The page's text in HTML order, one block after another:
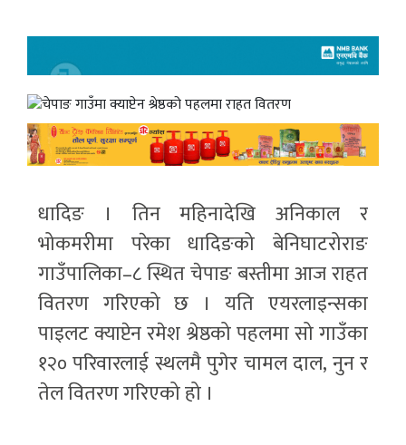
धादिङ । तिन महिनादेखि अनिकाल र
भोकमरीमा परेका धादिङको बेनिघाटरोराङ
गाउँपालिका–८ स्थित चेपाङ बस्तीमा आज राहत
वितरण गरिएको छ । यति एयरलाइन्सका
पाइलट क्याप्टेन रमेश श्रेष्ठको पहलमा सो गाउँका
१२० परिवारलाई स्थलमै पुगेर चामल दाल, नुन र
तेल वितरण गरिएको हो ।